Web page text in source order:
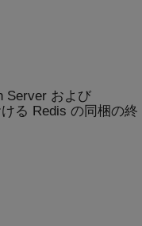
Server および
る Redis の同梱の終